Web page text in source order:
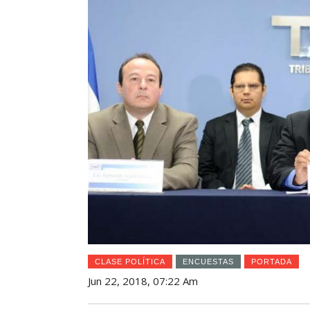
CLASE POLÍTICA ENCUESTAS PORTADA
Jun 22, 2018, 07:22 Am